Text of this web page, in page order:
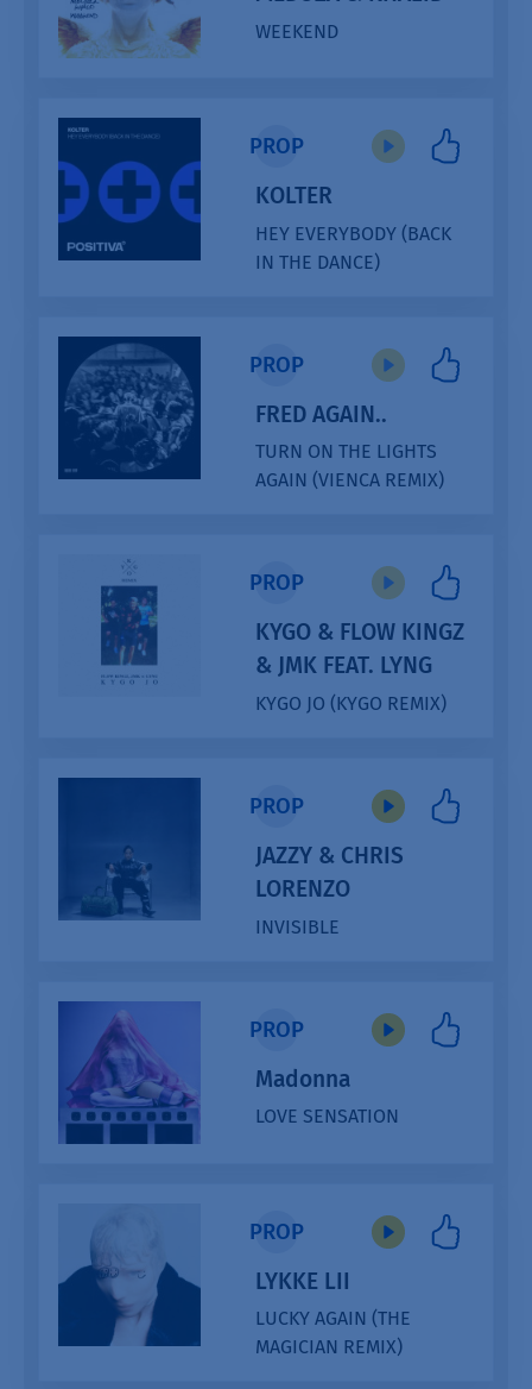
WEEKEND
PROP
KOLTER
HEY EVERYBODY (BACK
IN THE DANCE)
PROP
FRED AGAIN..
TURN ON THE LIGHTS
AGAIN (VIENCA REMIX)
PROP
KYGO & FLOW KINGZ
& JMK FEAT. LYNG
KYGO JO (KYGO REMIX)
PROP
JAZZY & CHRIS
LORENZO
INVISIBLE
PROP
Madonna
LOVE SENSATION
PROP
LYKKE LII
LUCKY AGAIN (THE
MAGICIAN REMIX)